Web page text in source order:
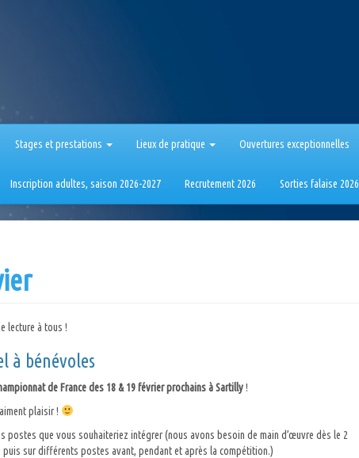
Stages et prestations Lieux de pratique Ouvertures exceptionnelles
Inscription adultes, saison 2026-2027 Recrutement 2026 Sorties falaise 2026
lecture à tous !
à bénévoles
de France des 18 & 19 février prochains à Sartilly!
plaisir !
postes que vous souhaiteriez intégrer (nous avons besoin de main d’œuvre dès le 2
sur différents postes avant, pendant et après la compétition.)